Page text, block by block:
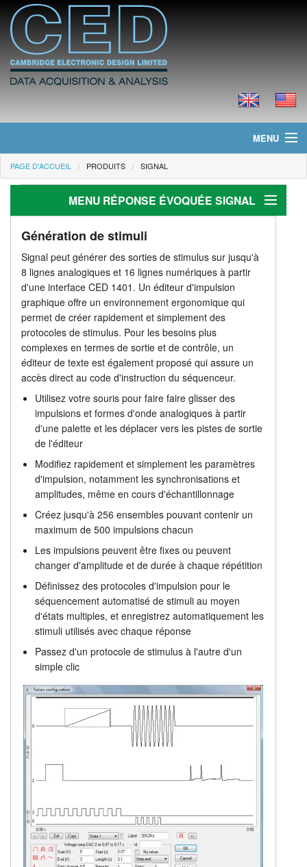
MENU
Page d'accueil
Produits
Tarifs
Téléchargements
Tutoriels
Assistance
PAGE D'ACCUEIL PRODUITS SIGNAL
MENU RÉPONSE ÉVOQUÉE SIGNAL
Applications
TMS avec des stimulateurs magnétiques
Génération de stimuli
Génération de stimuli
Signal peut générer des sorties de stimulus sur jusqu'à
8 lignes analogiques et 16 lignes numériques à partir
d'une interface CED 1401. Un éditeur d'impulsion
graphique offre un environnement ergonomique qui
permet de créer rapidement et simplement des
protocoles de stimulus. Pour les besoins plus
complexes en termes de sortie et de contrôle, un
éditeur de texte est également proposé qui assure un
accès direct au code d'instruction du séquenceur.
Utilisez votre souris pour faire faire glisser des
impulsions et formes d'onde analogiques à partir
d'une palette et les déplacer vers les pistes de sortie
de l'éditeur
Modifiez rapidement et simplement les paramètres
d'impulsion, notamment les synchronisations et
amplitudes, même en cours d'échantillonnage
Créez jusqu'à 256 ensembles pouvant contenir un
maximum de 500 impulsions chacun
Les impulsions peuvent être fixes ou peuvent
changer d'amplitude et de durée à chaque répétition
Définissez des protocoles d'impulsion pour le
séquencement automatisé de stimuli au moyen
d'états multiples, et enregistrez automatiquement les
stimuli utilisés avec chaque réponse
Passez d'un protocole de stimulus à l'autre d'un
simple clic